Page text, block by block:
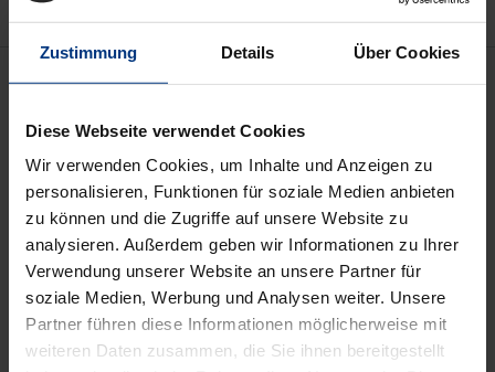
Zustimmung Details Über Cookies
Diese Webseite verwendet Cookies
Wir verwenden Cookies, um Inhalte und Anzeigen zu
personalisieren, Funktionen für soziale Medien anbieten
zu können und die Zugriffe auf unsere Website zu
analysieren. Außerdem geben wir Informationen zu Ihrer
Verwendung unserer Website an unsere Partner für
soziale Medien, Werbung und Analysen weiter. Unsere
Partner führen diese Informationen möglicherweise mit
weiteren Daten zusammen, die Sie ihnen bereitgestellt
Beschreibung
Weltraumtourismus, Satellitennutzung, militärischer
Spielraum oder extraterrestrischer
Ressourcenabbau: Das Weltraumrecht prägt
zunehmend nationale und internationale Interessen.
In klarer Diktion und mit unterstützenden
Graphiken und Illustrationen stelltHobealle
maßgeblichen rechtlichen Aspekte der